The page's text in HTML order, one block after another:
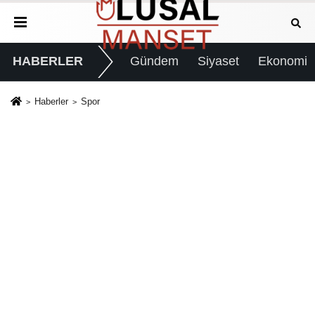
HABERLER Gündem Siyaset Ekonomi
Haberler Spor